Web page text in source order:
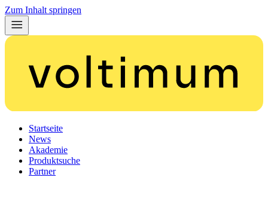
Zum Inhalt springen
Startseite
News
Akademie
Produktsuche
Partner